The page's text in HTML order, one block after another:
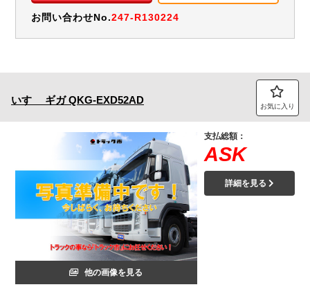
お問い合わせNo.247-R130224
いすゞ ギガ QKG-EXD52AD お気に入り
他の画像を見る
支払総額：
ASK
詳細を見る